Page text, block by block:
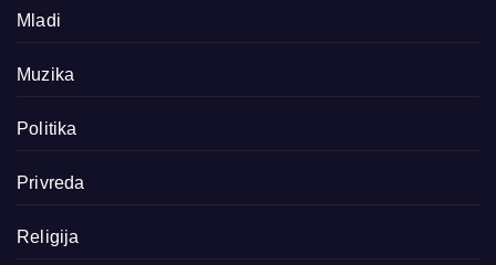
Mladi
Muzika
Politika
Privreda
Religija